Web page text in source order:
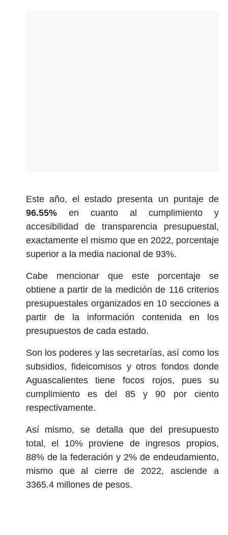
Este año, el estado presenta un puntaje de
96.55%en cuanto al cumplimiento y
accesibilidad de transparencia presupuestal,
exactamente el mismo que en 2022, porcentaje
superior a la media nacional de 93%.
Cabe mencionar que este porcentaje se
obtiene a partir de la medición de 116 criterios
presupuestales organizados en 10 secciones a
partir de la información contenida en los
presupuestos de cada estado.
Son los poderes y las secretarías, así como los
subsidios, fideicomisos y otros fondos donde
Aguascalientes tiene focos rojos, pues su
cumplimiento es del 85 y 90 por ciento
respectivamente.
Así mismo, se detalla que del presupuesto
total, el 10% proviene de ingresos propios,
88% de la federación y 2% de endeudamiento,
mismo que al cierre de 2022, asciende a
3365.4 millones de pesos.